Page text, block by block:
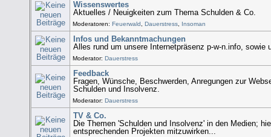
Wissenswertes
Aktuelles / Neuigkeiten zum Thema Schulden & Co.
Moderatoren:Feuerwald ,Dauerstress Insoman
Infos und Bekanntmachungen
Alles rund um unsere Internetpräsenz p-w-n.info, sowie
Moderator:Dauerstress
Feedback
Fragen, Wünsche, Beschwerden, Anregungen zur
Schulden und Insolvenz.
Moderator:Dauerstress
TV & Co.
Die Themen 'Schulden und Insolvenz' in den Medien;
entsprechenden Projekten mitzuwirken...